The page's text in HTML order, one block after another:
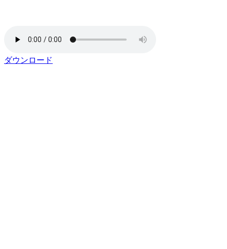
ダウンロード